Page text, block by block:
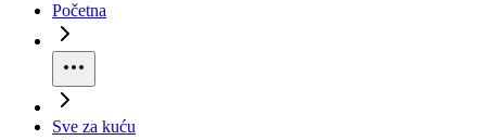
Početna
Sve za kuću